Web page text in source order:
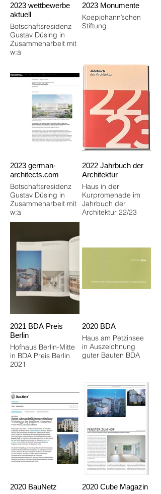
2023 wettbewerbe
aktuell
Botschaftsresidenz
Gustav Düsing in
Zusammenarbeit mit
w:a
2023 Monumente
Koepjohann’schen
Stiftung
2023 german-
architects.com
Botschaftsresidenz
Gustav Düsing in
Zusammenarbeit mit
w:a
2022 Jahrbuch der
Architektur
Haus in der
Kurpromenade im
Jahrbuch der
Architektur 22/23
2021 BDA Preis
Berlin
Hofhaus Berlin-Mitte
in BDA Preis Berlin
2021
2020 BDA
Haus am Petzinsee
in Auszeichnung
guter Bauten BDA
2020 BauNetz 2020 Cube Magazin